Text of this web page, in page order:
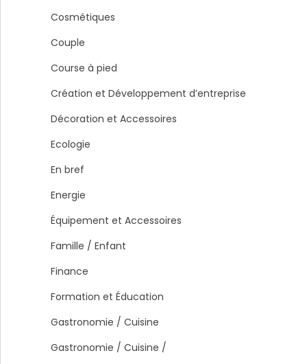
Cosmétiques
Couple
Course à pied
Création et Développement d’entreprise
Décoration et Accessoires
Ecologie
En bref
Energie
Équipement et Accessoires
Famille / Enfant
Finance
Formation et Éducation
Gastronomie / Cuisine
Gastronomie / Cuisine /